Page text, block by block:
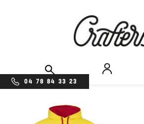
04 78 84 33 23